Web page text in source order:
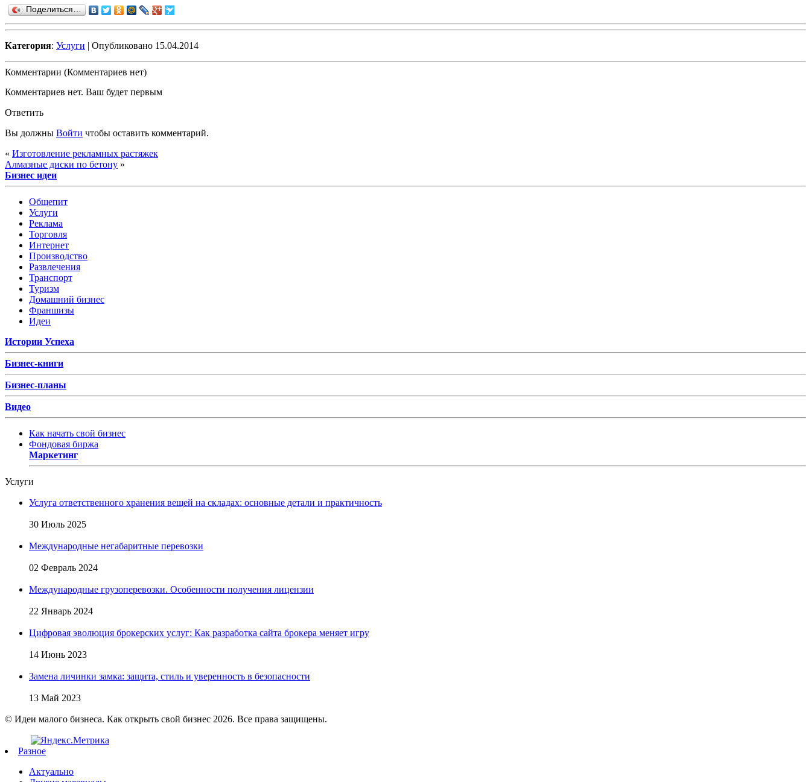
Поделиться…
Категория: Услуги | Опубликовано 15.04.2014
Комментарии (Комментариев нет)
Комментариев нет. Ваш будет первым
Ответить
Вы должны Войти чтобы оставить комментарий.
« Изготовление рекламных растяжек
Алмазные диски по бетону »
Бизнес идеи
Общепит
Услуги
Реклама
Торговля
Интернет
Производство
Развлечения
Транспорт
Туризм
Домашний бизнес
Франшизы
Идеи
Истории Успеха
Бизнес-книги
Бизнес-планы
Видео
Как начать свой бизнес
Фондовая биржа
Маркетинг
Услуги
Услуга ответственного хранения вещей на складах: основные детали и практичность
30 Июль 2025
Международные негабаритные перевозки
02 Февраль 2024
Международные грузоперевозки. Особенности получения лицензии
22 Январь 2024
Цифровая эволюция брокерских услуг: Как разработка сайта брокера меняет игру
14 Июнь 2023
Замена личинки замка: защита, стиль и уверенность в безопасности
13 Май 2023
© Идеи малого бизнеса. Как открыть свой бизнес 2026. Все права защищены.
Разное
Актуально